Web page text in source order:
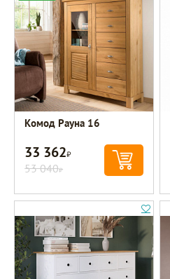
Комод Рауна 16
33 362Р
53 040Р